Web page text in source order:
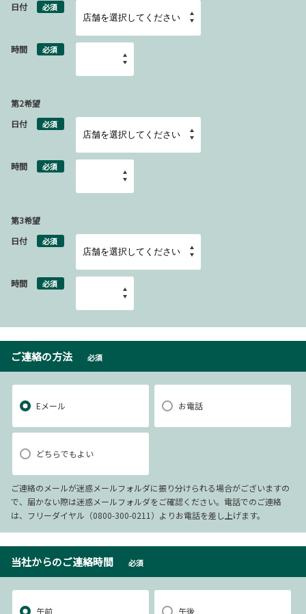
日付
必須
時間 必須
第2希望
日付
必須
時間 必須
第3希望
日付
必須
時間 必須
ご連絡の方法 必須
Eメール お電話
どちらでもよい
ご連絡のメールが迷惑メールフォルダに振り分けられる場合がございますの
で、届かない際は迷惑メールフォルダをご確認ください。電話でのご連絡
は、フリーダイヤル（0800-300-0211）よりお電話を差し上げます。
当社からのご連絡時間 必須
午前 午後